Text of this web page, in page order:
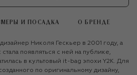
И ПОСАДКА О БРЕНДЕ
Николя Гескьер в 2001 году, а
появляться с ней на публике,
в культовый it-bag эпохи Y2K. Для
по оригинальному дизайну,